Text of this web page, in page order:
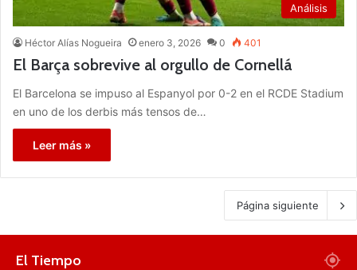
Análisis
Héctor Alías Nogueira enero 3, 2026 0 401
El Barça sobrevive al orgullo de Cornellá
El Barcelona se impuso al Espanyol por 0-2 en el RCDE Stadium
en uno de los derbis más tensos de…
Leer más »
Página siguiente
El Tiempo